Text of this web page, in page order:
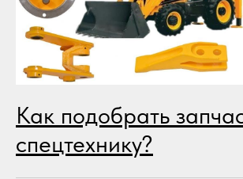
Как подобрать
спецтехнику?